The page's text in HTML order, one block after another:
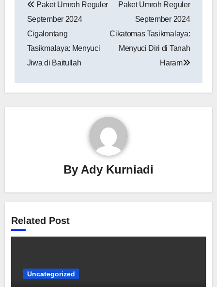
pos
Paket Umroh Reguler
September 2024
‎Cigalontang
Tasikmalaya: Menyuci
Jiwa di Baitullah
Paket Umroh Reguler
September 2024
Cikatomas Tasikmalaya:
Menyuci Diri di Tanah
Haram
By Ady Kurniadi
Related Post
Uncategorized